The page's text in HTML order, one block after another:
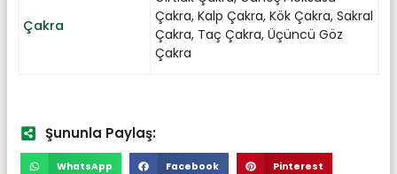
Çakra
Çakra, Kalp Çakra, Kök Çakra, Sakral
Çakra, Taç Çakra, Üçüncü Göz
Çakra
Şununla Paylaş:
WhatsApp Facebook Pinterest